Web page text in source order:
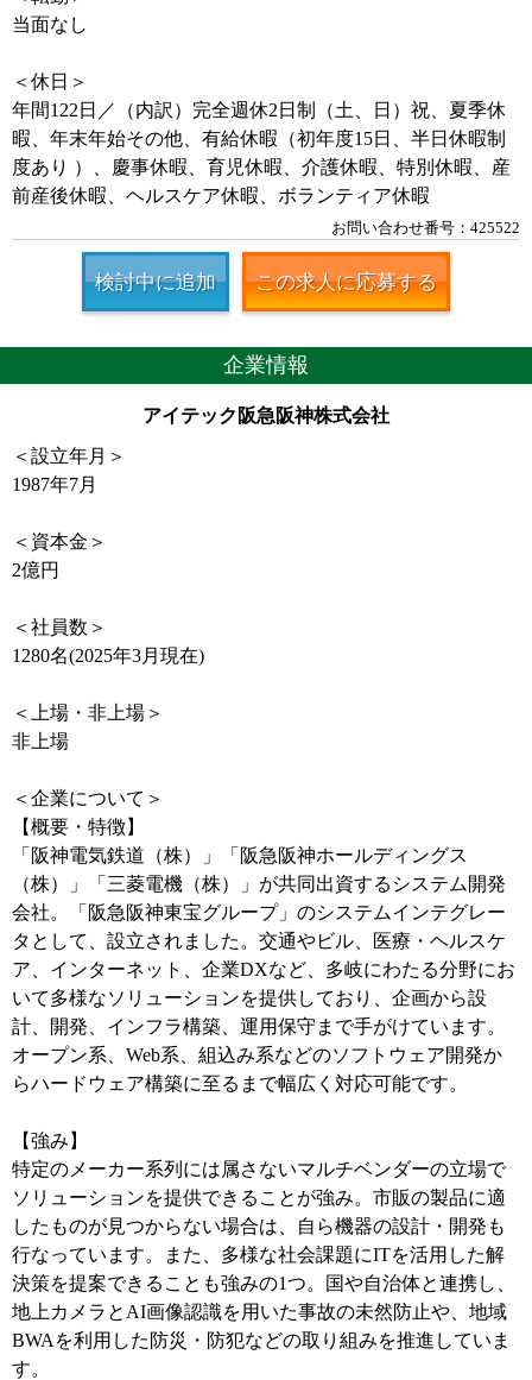
当面なし
＜休日＞
年間122日／（内訳）完全週休2日制（土、日）祝、夏季休
暇、年末年始その他、有給休暇（初年度15日、半日休暇制
度あり ）、慶事休暇、育児休暇、介護休暇、特別休暇、産
前産後休暇、ヘルスケア休暇、ボランティア休暇
お問い合わせ番号：425522
検討中に追加 この求人に応募する
企業情報
アイテック阪急阪神株式会社
＜設立年月＞
1987年7月
＜資本金＞
2億円
＜社員数＞
1280名(2025年3月現在)
＜上場・非上場＞
非上場
＜企業について＞
【概要・特徴】
「阪神電気鉄道（株）」「阪急阪神ホールディングス
（株）」「三菱電機（株）」が共同出資するシステム開発
会社。「阪急阪神東宝グループ」のシステムインテグレー
タとして、設立されました。交通やビル、医療・ヘルスケ
ア、インターネット、企業DXなど、多岐にわたる分野にお
いて多様なソリューションを提供しており、企画から設
計、開発、インフラ構築、運用保守まで手がけています。
オープン系、Web系、組込み系などのソフトウェア開発か
らハードウェア構築に至るまで幅広く対応可能です。
【強み】
特定のメーカー系列には属さないマルチベンダーの立場で
ソリューションを提供できることが強み。市販の製品に適
したものが見つからない場合は、自ら機器の設計・開発も
行なっています。また、多様な社会課題にITを活用した解
決策を提案できることも強みの1つ。国や自治体と連携し、
地上カメラとAI画像認識を用いた事故の未然防止や、地域
BWAを利用した防災・防犯などの取り組みを推進していま
す。